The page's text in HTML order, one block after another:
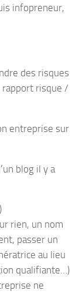
infopreneur,
des risques
rapport risque /
entreprise sur
blog il y a
rien, un nom
passer un
au lieu
qualifiante…)
ne